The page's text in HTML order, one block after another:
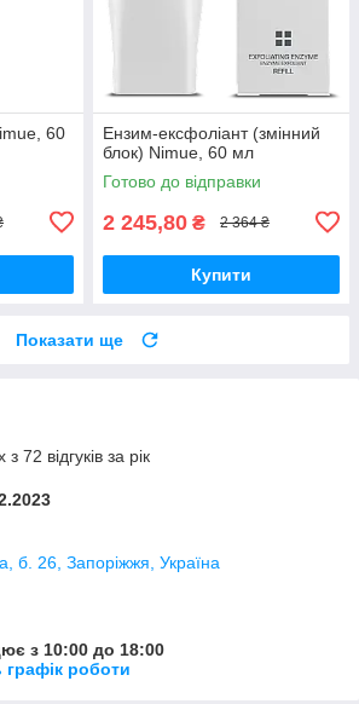
60
Ензим-ексфоліант (змінний
блок) Nimue, 60 мл
Готово до відправки
2 245,80 ₴ 2 364 ₴
Купити
Показати ще
72 відгуків за рік
б. 26, Запоріжжя, Україна
з 10:00 до 18:00
графік роботи